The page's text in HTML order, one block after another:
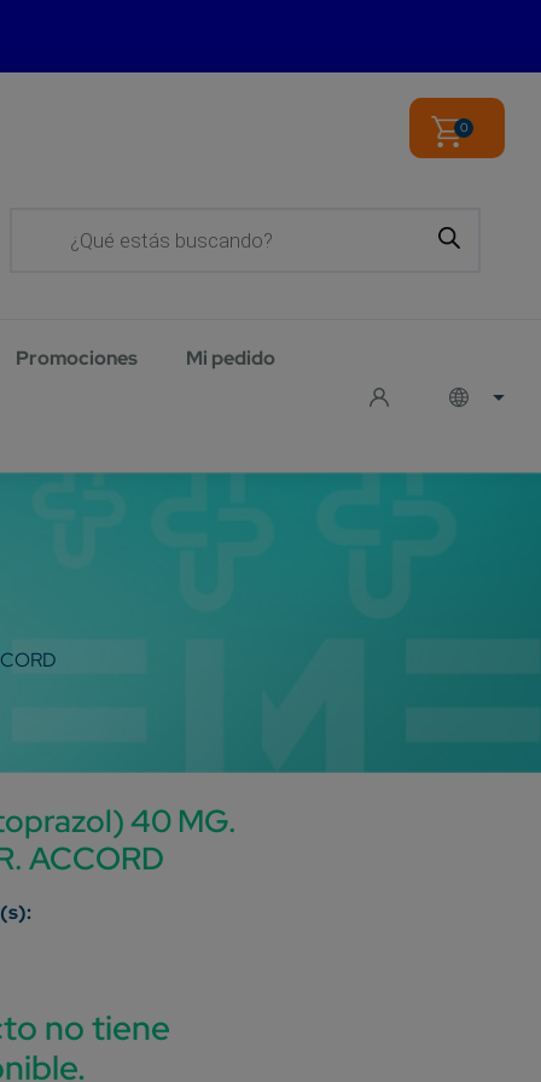
0
Promociones Mi pedido
40 MG.
ACCORD
no tiene